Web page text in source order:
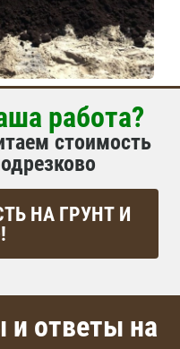
работа?
стоимость
НА ГРУНТ И
и ответы на